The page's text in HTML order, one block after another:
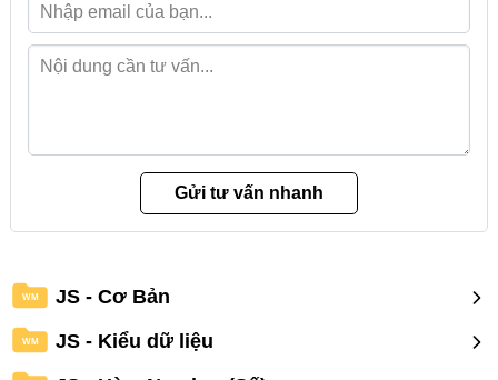
WM JS - Cơ Bản
WM JS - Kiểu dữ liệu